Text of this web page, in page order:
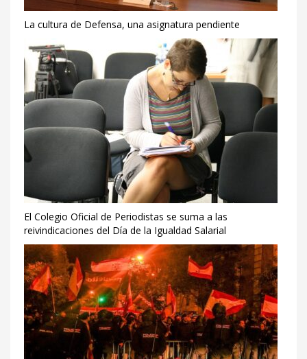
La cultura de Defensa, una asignatura pendiente
El Colegio Oficial de Periodistas se suma a las
reivindicaciones del Día de la Igualdad Salarial